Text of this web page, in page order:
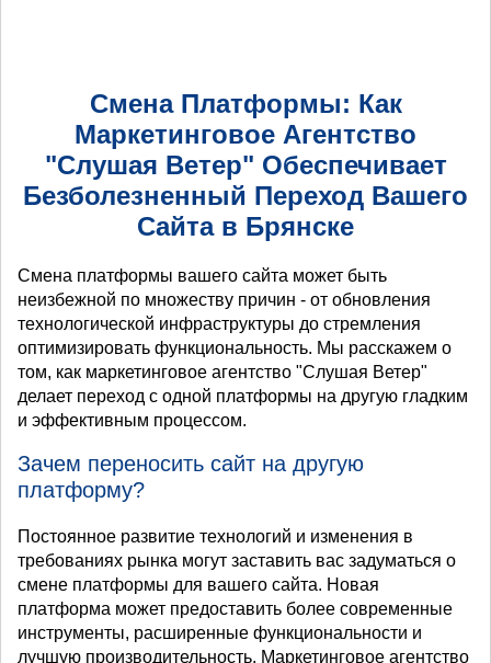
Смена Платформы: Как
Маркетинговое Агентство
"Слушая Ветер" Обеспечивает
Безболезненный Переход Вашего
Сайта в Брянске
Смена платформы вашего сайта может быть
неизбежной по множеству причин - от обновления
технологической инфраструктуры до стремления
оптимизировать функциональность. Мы расскажем о
том, как маркетинговое агентство "Слушая Ветер"
делает переход с одной платформы на другую гладким
и эффективным процессом.
Зачем переносить сайт на другую
платформу?
Постоянное развитие технологий и изменения в
требованиях рынка могут заставить вас задуматься о
смене платформы для вашего сайта. Новая
платформа может предоставить более современные
инструменты, расширенные функциональности и
лучшую производительность. Маркетинговое агентство